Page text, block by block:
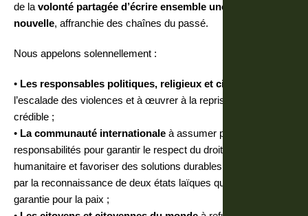
de la volonté partagée d’écrire ensemble une histoire
nouvelle, affranchie des chaînes du passé.
Nous appelons solennellement :
• Les responsables politiques, religieux et civils
l’escalade des violences et à œuvrer à la reprise d’un dialogue
crédible ;
• La communauté internationale à assumer pleinement ses
responsabilités pour garantir le respect du droit international
humanitaire et favoriser des solutions durables et équitables
par la reconnaissance de deux états laïques qui serait une
garantie pour la paix ;